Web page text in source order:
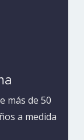
más de 50
a medida